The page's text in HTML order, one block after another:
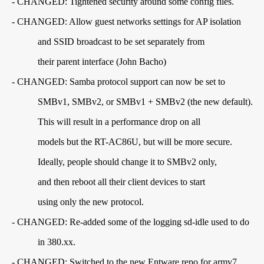
- CHANGED: Allow guest networks settings for AP isolation
and SSID broadcast to be set separately from
their parent interface (John Bacho)
- CHANGED: Samba protocol support can now be set to
SMBv1, SMBv2, or SMBv1 + SMBv2 (the new default).
This will result in a performance drop on all
models but the RT-AC86U, but will be more secure.
Ideally, people should change it to SMBv2 only,
and then reboot all their client devices to start
using only the new protocol.
- CHANGED: Re-added some of the logging sd-idle used to do
in 380.xx.
- CHANGED: Switched to the new Entware repo for armv7